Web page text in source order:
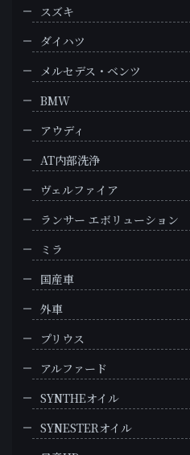
スズキ
ダイハツ
メルセデス・ベンツ
BMW
アウディ
AT内部洗浄
ヴェルファイア
ランサー エボリューション
ミラ
国産車
外車
プリウス
アルファード
SYNTHEオイル
SYNESTERオイル